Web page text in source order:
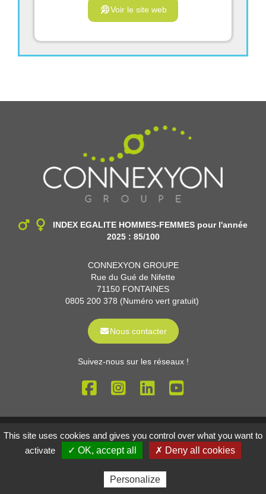
Voir le site web
INDEX EGALITE HOMMES-FEMMES pour l'année
2025 : 85/100
CONNEXYON GROUPE
Rue du Gué de Nifette
71150 FONTAINES
0805 200 378 (Numéro vert gratuit)
Nous contacter
Suivez-nous sur les réseaux !
Mentions légales
Gestion des cookies
Réalisé par
This site uses cookies and gives you control over what you want to
activate
✓ OK, accept all ✗ Deny all cookies
Personalize